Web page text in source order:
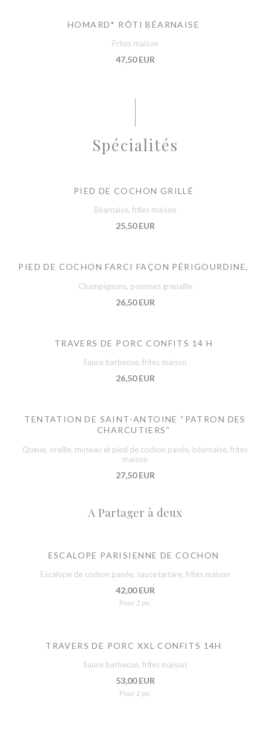
HOMARD* RÔTI BÉARNAISE
Frites maison
47,50 EUR
Spécialités
PIED DE COCHON GRILLÉ
Béarnaise, frites maison
25,50 EUR
PIED DE COCHON FARCI FAÇON PÉRIGOURDINE,
Champignons, pommes grenaille
26,50 EUR
TRAVERS DE PORC CONFITS 14 H
Sauce barbecue, frites maison
26,50 EUR
TENTATION DE SAINT-ANTOINE “PATRON DES
CHARCUTIERS”
Queue, oreille, museau et pied de cochon panés, béarnaise, frites
maison
27,50 EUR
A Partager à deux
ESCALOPE PARISIENNE DE COCHON
Escalope de cochon panée, sauce tartare, frites maison
42,00 EUR
Pour 2 pe.
TRAVERS DE PORC XXL CONFITS 14H
Sauce barbecue, frites maison
53,00 EUR
Pour 2 pe.